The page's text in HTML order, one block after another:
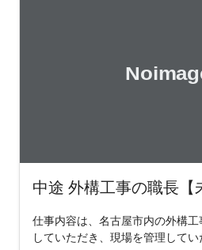
中途 外構工事の職長【
仕事内容は、名古屋市内の外構
していただき、現場を管理してい